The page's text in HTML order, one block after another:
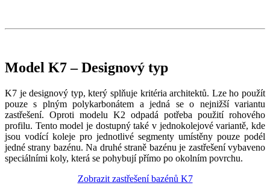
Model K7 – Designový typ
K7 je designový typ, který splňuje kritéria architektů. Lze ho použít
pouze s plným polykarbonátem a jedná se o nejnižší variantu
zastřešení. Oproti modelu K2 odpadá potřeba použití rohového
profilu. Tento model je dostupný také v jednokolejové variantě, kde
jsou vodící koleje pro jednotlivé segmenty umístěny pouze podél
jedné strany bazénu. Na druhé straně bazénu je zastřešení vybaveno
speciálními koly, která se pohybují přímo po okolním povrchu.
Zobrazit zastřešení bazénů K7